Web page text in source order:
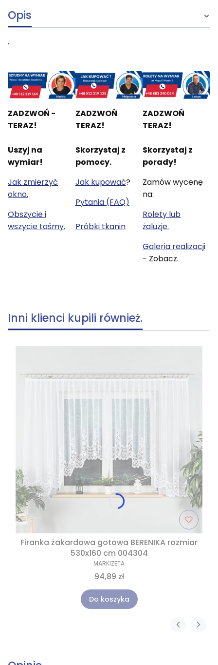
Opis
.
ZADZWOŃ -
TERAZ!
Uszyj na
wymiar!
Jak zmierzyć
okno.
Obszycie i
wszycie taśmy.
ZADZWOŃ
TERAZ!
Skorzystaj z
pomocy.
Jak kupować?
Pytania (FAQ)
Próbki tkanin
ZADZWOŃ
TERAZ!
Skorzystaj z
porady!
Zamów wycenę
na:
Rolety lub
żaluzje.
Galeria realizacji
- Zobacz.
Inni klienci kupili również.
Firanka żakardowa gotowa BERENIKA rozmiar
530x160 cm 004304
MARKIZETA
94,89 zł
Do koszyka